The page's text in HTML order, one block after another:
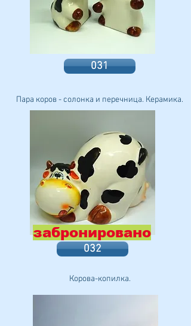
031
Пара коров - солонка и перечница. Керамика.
032
Корова-копилка.
забронировано